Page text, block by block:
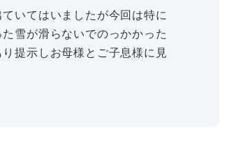
いてはいましたが今回は特に
雪が滑らないでのっかかった
提示しお母様とご子息様に見